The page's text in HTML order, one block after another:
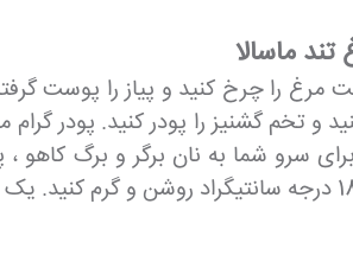
تند ماسالا
را چرخ کنید و پیاز را پوست
و تخم گشنیز را پودر کنید. پودر
برای سرو شما به نان برگر و برگ